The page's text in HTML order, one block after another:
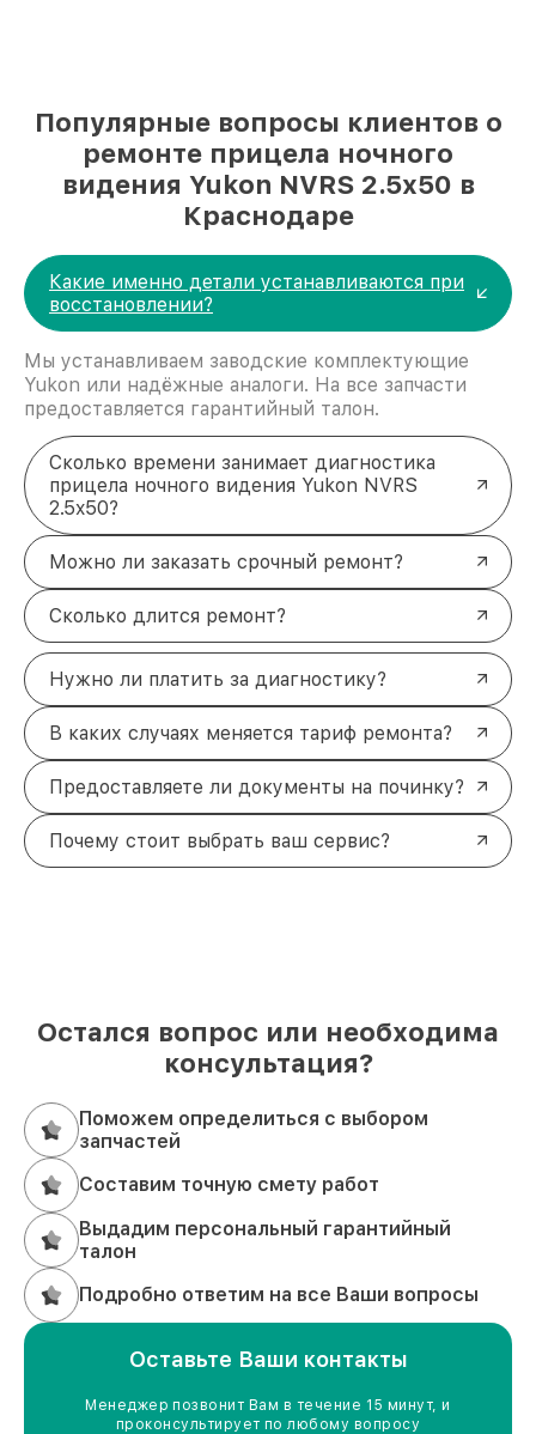
Популярные вопросы клиентов о
ремонте прицела ночного
видения Yukon NVRS 2.5x50 в
Краснодаре
Какие именно детали устанавливаются при
восстановлении?
Мы устанавливаем заводские комплектующие
Yukon или надёжные аналоги. На все запчасти
предоставляется гарантийный талон.
Сколько времени занимает диагностика
прицела ночного видения Yukon NVRS
2.5x50?
Можно ли заказать срочный ремонт?
Сколько длится ремонт?
Нужно ли платить за диагностику?
В каких случаях меняется тариф ремонта?
Предоставляете ли документы на починку?
Почему стоит выбрать ваш сервис?
Остался вопрос или необходима
консультация?
Поможем определиться с выбором
запчастей
Составим точную смету работ
Выдадим персональный гарантийный
талон
Подробно ответим на все Ваши вопросы
Оставьте Ваши контакты
Менеджер позвонит Вам в течение 15 минут, и
проконсультирует по любому вопросу